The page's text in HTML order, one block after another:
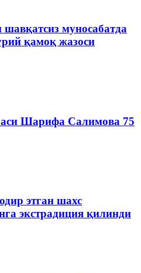
муносабатда
қамоқ жазоси
Шарифа Салимова 75
этган шахс
экстрадиция қилинди